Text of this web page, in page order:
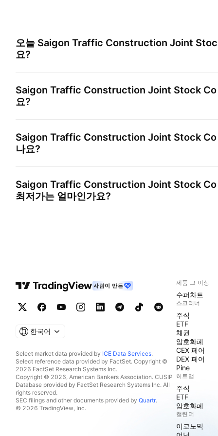
오늘 Saigon Traffic Construction Joint
요?
Saigon Traffic Construction Joint Stock Co
요?
Saigon Traffic Construction Joint Stock Co
나요?
Saigon Traffic Construction Joint Stock Co
최저가는 얼마인가요?
사람이 만든
한국어
Select market data provided by ICE Data Services.
Select reference data provided by FactSet. Copyright ©
2026 FactSet Research Systems Inc.
Copyright © 2026, American Bankers Association. CUSIP
Database provided by FactSet Research Systems Inc. All
rights reserved.
SEC filings and other documents provided by Quartr.
© 2026 TradingView, Inc.
제품 그 이상
수퍼차트
스크리너
주식
ETF
채권
암호화폐
CEX 페어
DEX 페어
Pine
히트맵
주식
ETF
암호화폐
캘린더
이코노믹